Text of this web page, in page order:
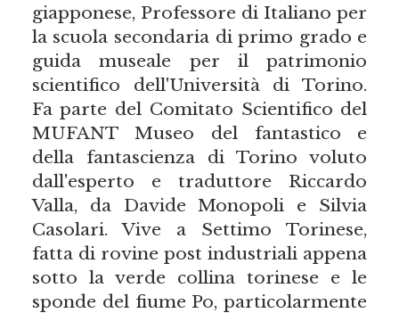
giapponese, Professore di Italiano per
la scuola secondaria di primo grado e
guida museale per il patrimonio
scientifico dell'Università di Torino.
Fa parte del Comitato Scientifico del
MUFANT Museo del fantastico e
della fantascienza di Torino voluto
dall'esperto e traduttore Riccardo
Valla, da Davide Monopoli e Silvia
Casolari. Vive a Settimo Torinese,
fatta di rovine post industriali appena
sotto la verde collina torinese e le
sponde del fiume Po, particolarmente